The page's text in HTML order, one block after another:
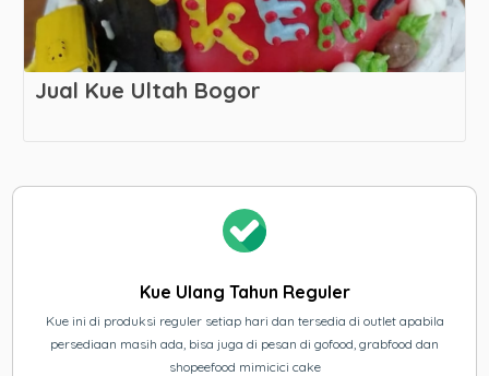
Jual Kue Ultah Bogor
Kue Ulang Tahun Reguler
Kue ini di produksi reguler setiap hari dan tersedia di outlet apabila
persediaan masih ada, bisa juga di pesan di gofood, grabfood dan
shopeefood mimicici cake